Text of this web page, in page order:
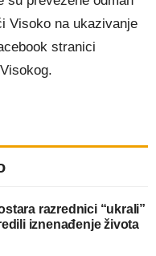
Visoko na ukazivanje
stranici
razrednici “ukrali”
iznenađenje života